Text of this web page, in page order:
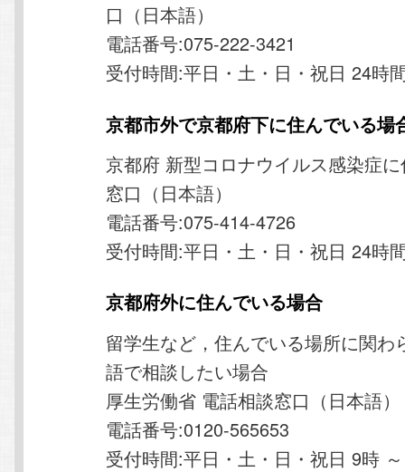
口（日本語）
電話番号:075-222-3421
受付時間:平日・土・日・祝日 24時
京都市外で京都府下に住んでいる場
京都府 新型コロナウイルス感染症
窓口（日本語）
電話番号:075-414-4726
受付時間:平日・土・日・祝日 24時
京都府外に住んでいる場合
留学生など，住んでいる場所に関わ
語で相談したい場合
厚生労働省 電話相談窓口（日本語）
電話番号:0120-565653
受付時間:平日・土・日・祝日 9時